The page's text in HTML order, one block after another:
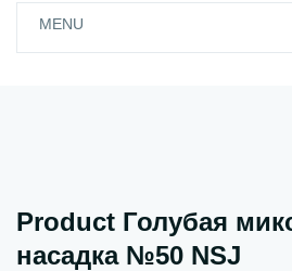
MENU
Product Голубая
насадка №50 NSJ